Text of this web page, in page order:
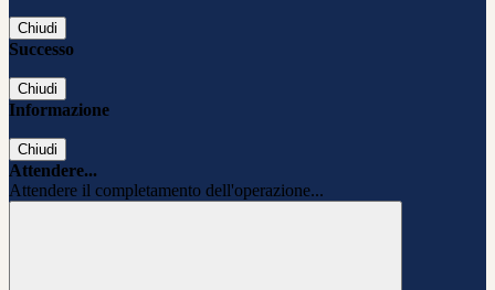
Chiudi
Successo
Chiudi
Informazione
Chiudi
Attendere...
Attendere il completamento dell'operazione...